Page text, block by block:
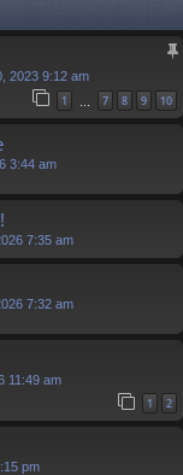
2023 9:12 am
1 7 8 9 10
3:44 am
7:35 am
7:32 am
11:49 am
1 2
pm